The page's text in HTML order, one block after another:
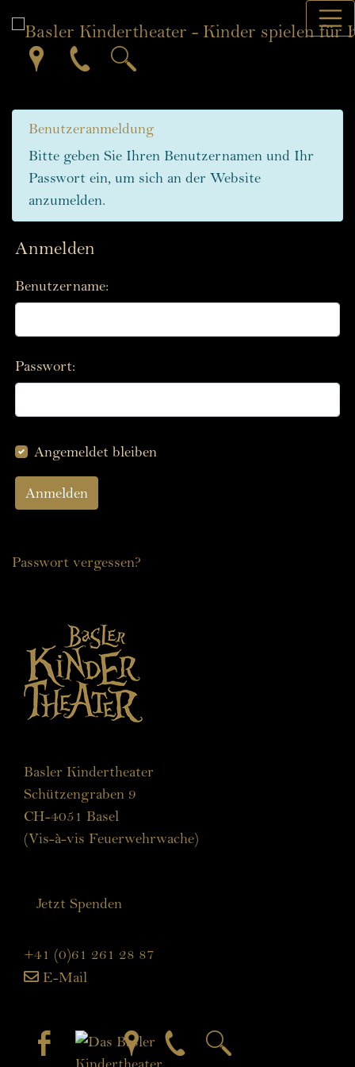
Benutzeranmeldung
Bitte geben Sie Ihren Benutzernamen und Ihr
Passwort ein, um sich an der Website
anzumelden.
Anmelden
Benutzername:
Passwort:
Angemeldet bleiben
Passwort vergessen?
Basler Kindertheater
Schützengraben 9
CH-4051 Basel
(Vis-à-vis Feuerwehrwache)
Jetzt Spenden
+41 (0)61 261 28 87
E-Mail